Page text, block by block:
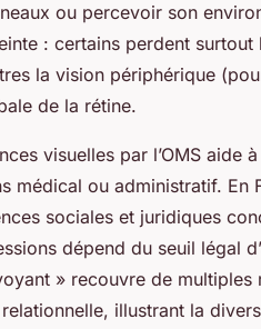
ou percevoir son
: certains perdent
la vision périphérique
de la rétine.
visuelles par l’OMS aide
médical ou administratif. En
sociales et juridiques
dépend du seuil légal
» recouvre de multiples
illustrant la